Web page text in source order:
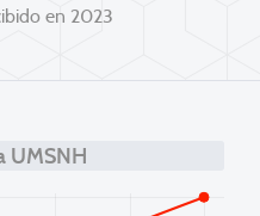
en 2023
UMSNH